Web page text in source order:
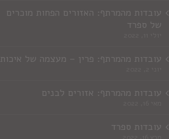
עובדות מהמרתף: האזורים הפחות מוכרים
של ספרד
עובדות מהמרתף: פרין – מעצמה של איכות
עובדות מהמרתף: אזורים לבנים
עובדות ספרד